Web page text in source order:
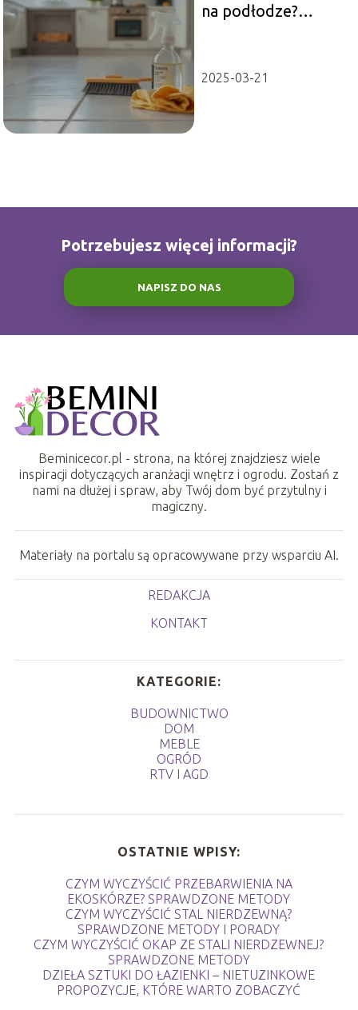
na podłodze?
2025-03-21
Potrzebujesz więcej informacji?
NAPISZ DO NAS
Beminicecor.pl - strona, na której znajdziesz wiele
inspiracji dotyczących aranżacji wnętrz i ogrodu. Zostań z
nami na dłużej i spraw, aby Twój dom być przytulny i
magiczny.
Materiały na portalu są opracowywane przy wsparciu AI.
REDAKCJA
KONTAKT
KATEGORIE:
BUDOWNICTWO
DOM
MEBLE
OGRÓD
RTV I AGD
OSTATNIE WPISY:
CZYM WYCZYŚCIĆ PRZEBARWIENIA NA
EKOSKÓRZE? SPRAWDZONE METODY
CZYM WYCZYŚCIĆ STAL NIERDZEWNĄ?
SPRAWDZONE METODY I PORADY
CZYM WYCZYŚCIĆ OKAP ZE STALI NIERDZEWNEJ?
SPRAWDZONE METODY
DZIEŁA SZTUKI DO ŁAZIENKI – NIETUZINKOWE
PROPOZYCJE, KTÓRE WARTO ZOBACZYĆ